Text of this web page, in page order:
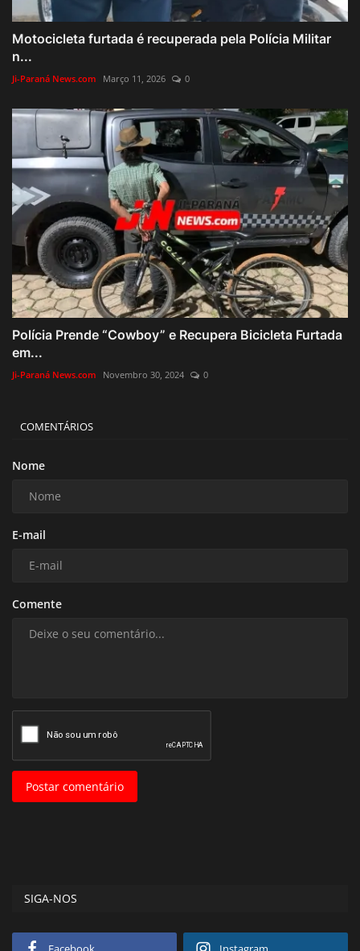
Motocicleta furtada é recuperada pela Polícia Militar
n...
Ji-Paraná News.com Março 11, 2026 0
Polícia Prende “Cowboy” e Recupera Bicicleta Furtada
em...
Ji-Paraná News.com Novembro 30, 2024 0
COMENTÁRIOS
Nome
E-mail
Comente
Postar comentário
SIGA-NOS